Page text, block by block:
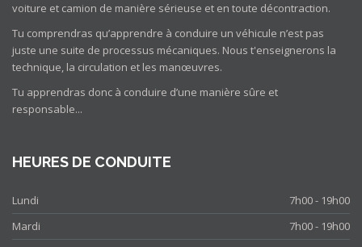
voiture et camion de manière sérieuse et en toute décontraction.
Tu comprendras qu’apprendre à conduire un véhicule n’est pas
juste une suite de processus mécaniques. Nous t'enseignerons la
technique, la circulation et les manœuvres.
Tu apprendras donc à conduire d’une manière sûre et
responsable...
HEURES DE CONDUITE
Lundi
7h00 - 19h00
Mardi
7h00 - 19h00